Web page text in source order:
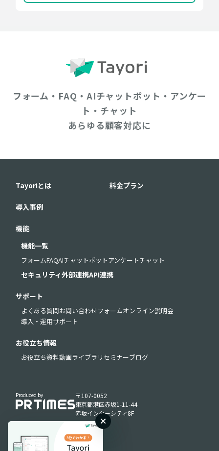
フォーム・FAQ・AIチャットボット・アンケー
ト・チャット
あらゆる顧客対応に
Tayoriとは 料金プラン
導入事例
機能
機能一覧
フォームFAQAIチャットボットアンケートチャット
セキュリティ外部連携API連携
サポート
よくある質問お問い合わせフォームオンライン説明会
導入・運用サポート
お役立ち情報
お役立ち資料動画ライブラリ セミナーブログ
Produced by
〒107-0052
東京都港区赤坂1-11-44
赤坂インターシティ8F